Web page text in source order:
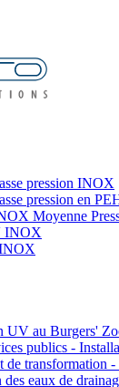
pression INOX
pression en
Moyenne
INOX
UV au Burgers'
publics -
de transformation
eaux de